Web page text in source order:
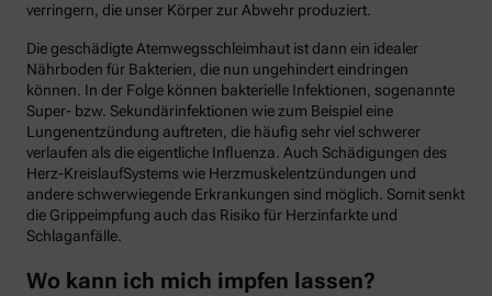
verringern, die unser Körper zur Abwehr produziert.
Die geschädigte Atemwegsschleimhaut ist dann ein idealer
Nährboden für Bakterien, die nun ungehindert eindringen
können. In der Folge können bakterielle Infektionen, sogenannte
Super- bzw. Sekundärinfektionen wie zum Beispiel eine
Lungenentzündung auftreten, die häufig sehr viel schwerer
verlaufen als die eigentliche Influenza. Auch Schädigungen des
Herz-KreislaufSystems wie Herzmuskelentzündungen und
andere schwerwiegende Erkrankungen sind möglich. Somit senkt
die Grippeimpfung auch das Risiko für Herzinfarkte und
Schlaganfälle.
Wo kann ich mich impfen lassen?